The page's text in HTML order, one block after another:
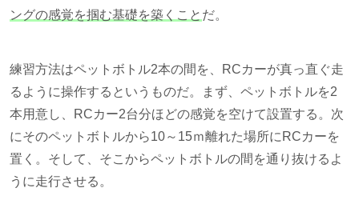
ングの感覚を掴む基礎を築くこと だ。
練習方法はペットボトル2本の間を、RCカーが真っ直ぐ走
るように操作するというものだ。まず、ペットボトルを2
本用意し、RCカー2台分ほどの感覚を空けて設置する。次
にそのペットボトルから10～15ｍ離れた場所にRCカーを
置く。そして、そこからペットボトルの間を通り抜けるよ
うに走行させる。